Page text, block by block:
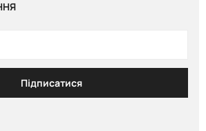
з фігурною кокеткою, navy blue 799 грн
Підписатися